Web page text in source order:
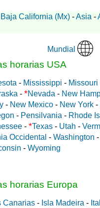
Baja California (Mx) -Asia -
Mundial
horarias USA
- Mississippi - Missouri
- *Nevada - New
- New Mexico - New York -
- Pensilvania - Rhode
- *Texas - Utah -
Occidental - Washington -
- Wyoming
horarias Europa
Canarias - Isla Madeira -